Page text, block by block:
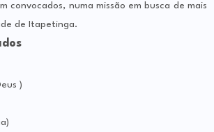
convocados, numa missão em busca de mais
de Itapetinga.
)